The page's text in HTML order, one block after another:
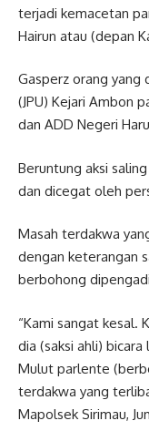
terjadi kemacetan
Hairun atau (depan
Gasperz orang yang
(JPU) Kejari Ambon
dan ADD Negeri
Beruntung aksi
dan dicegat oleh
Masah terdakwa
dengan keterangan
berbohong
“Kami sangat kesal.
dia (saksi ahli)
Mulut parlente
terdakwa yang
Mapolsek Sirimau,